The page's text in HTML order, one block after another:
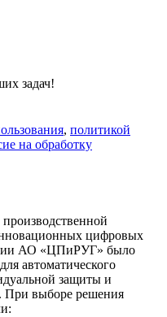
задач!
, политикой
на обработку
цифровых
АО «ЦПиРУГ» было
автоматического
защиты и
При выборе решения